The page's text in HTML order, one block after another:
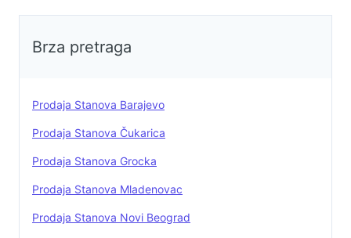
Brza pretraga
Prodaja Stanova Barajevo
Prodaja Stanova Čukarica
Prodaja Stanova Grocka
Prodaja Stanova Mladenovac
Prodaja Stanova Novi Beograd